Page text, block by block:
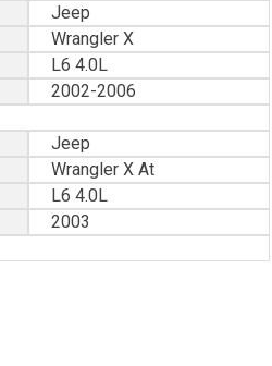
Jeep
Wrangler X
L6 4.0L
2002-2006
Jeep
Wrangler X At
L6 4.0L
2003